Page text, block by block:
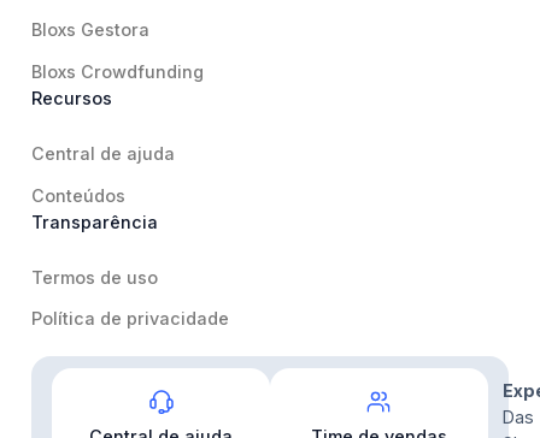
Bloxs Gestora
Bloxs Crowdfunding
Recursos
Central de ajuda
Conteúdos
Transparência
Termos de uso
Política de privacidade
Das